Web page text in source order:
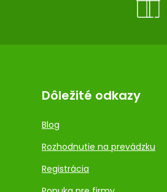
Dôležité odkazy
Blog
Rozhodnutie na prevádzku
Registrácia